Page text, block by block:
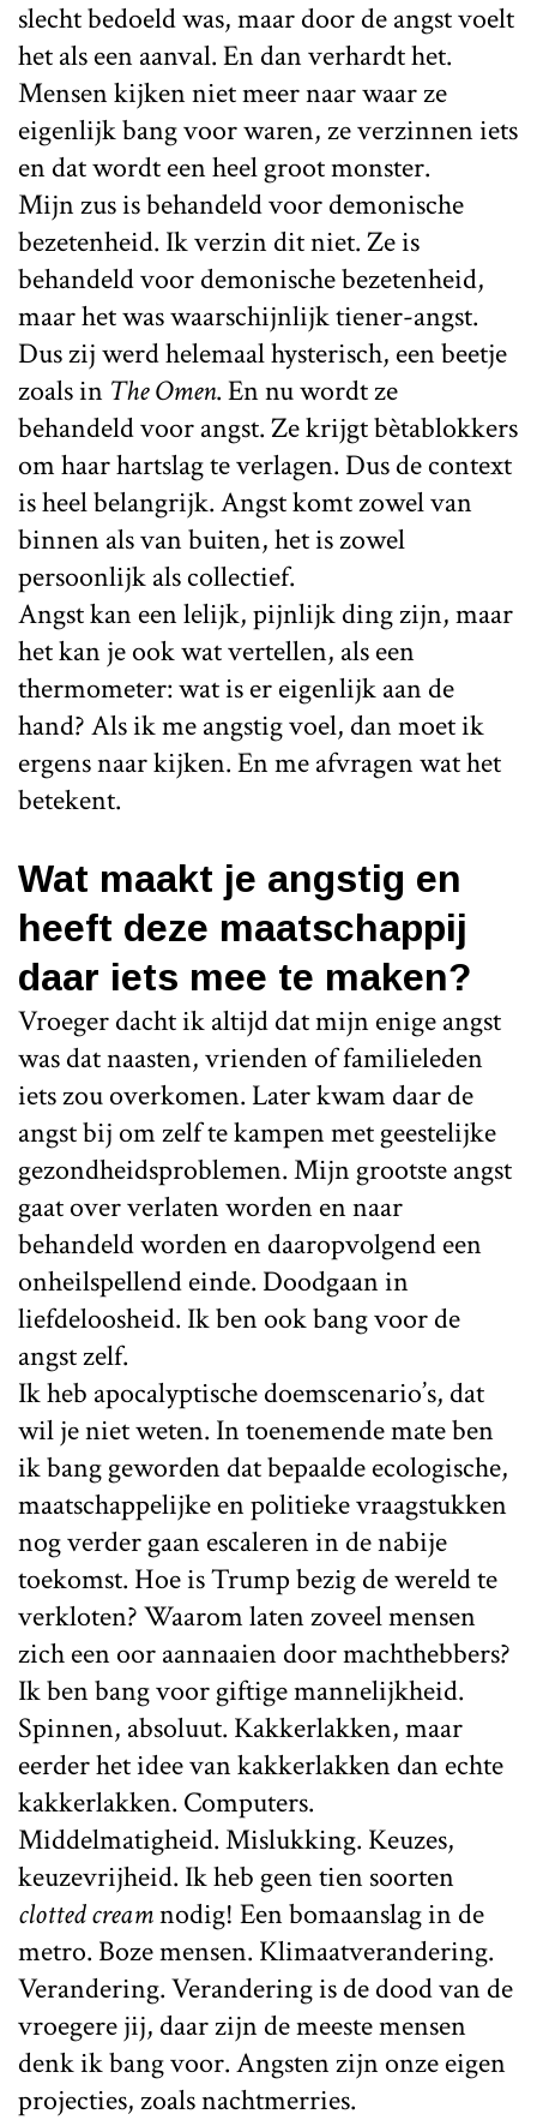
slecht bedoeld was, maar door de angst voelt
het als een aanval. En dan verhardt het.
Mensen kijken niet meer naar waar ze
eigenlijk bang voor waren, ze verzinnen iets
en dat wordt een heel groot monster.
Mijn zus is behandeld voor demonische
bezetenheid. Ik verzin dit niet. Ze is
behandeld voor demonische bezetenheid,
maar het was waarschijnlijk tiener-angst.
Dus zij werd helemaal hysterisch, een beetje
zoals in The Omen. En nu wordt ze
behandeld voor angst. Ze krijgt bètablokkers
om haar hartslag te verlagen. Dus de context
is heel belangrijk. Angst komt zowel van
binnen als van buiten, het is zowel
persoonlijk als collectief.
Angst kan een lelijk, pijnlijk ding zijn, maar
het kan je ook wat vertellen, als een
thermometer: wat is er eigenlijk aan de
hand? Als ik me angstig voel, dan moet ik
ergens naar kijken. En me afvragen wat het
betekent.
Wat maakt je angstig en
heeft deze maatschappij
daar iets mee te maken?
Vroeger dacht ik altijd dat mijn enige angst
was dat naasten, vrienden of familieleden
iets zou overkomen. Later kwam daar de
angst bij om zelf te kampen met geestelijke
gezondheidsproblemen. Mijn grootste angst
gaat over verlaten worden en naar
behandeld worden en daaropvolgend een
onheilspellend einde. Doodgaan in
liefdeloosheid. Ik ben ook bang voor de
angst zelf.
Ik heb apocalyptische doemscenario’s, dat
wil je niet weten. In toenemende mate ben
ik bang geworden dat bepaalde ecologische,
maatschappelijke en politieke vraagstukken
nog verder gaan escaleren in de nabije
toekomst. Hoe is Trump bezig de wereld te
verkloten? Waarom laten zoveel mensen
zich een oor aannaaien door machthebbers?
Ik ben bang voor giftige mannelijkheid.
Spinnen, absoluut. Kakkerlakken, maar
eerder het idee van kakkerlakken dan echte
kakkerlakken. Computers.
Middelmatigheid. Mislukking. Keuzes,
keuzevrijheid. Ik heb geen tien soorten
clotted creamnodig! Een bomaanslag in de
metro. Boze mensen. Klimaatverandering.
Verandering. Verandering is de dood van de
vroegere jij, daar zijn de meeste mensen
denk ik bang voor. Angsten zijn onze eigen
projecties, zoals nachtmerries.